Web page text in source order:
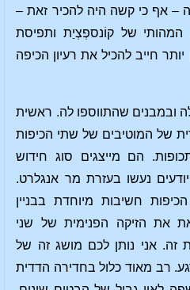
– אף כי קשה היה להכיר זאת –
של קוֹנספְצְיַת ותפיסת
יותר חייב להכיל את רעיון הכיפה
ובמבנים שהתווספו לה. ראשית
של המוטיבים של שתי הכיפות
הם מייצגים סוג חידוש
נעשו בעזרת מר אנגלרט.
חשיבות מיוחדת בבניין
את הזיקה הפנימית של שני
אני נותן לכם מושג זה של
רב מאוד כלול בחדירה הדדית